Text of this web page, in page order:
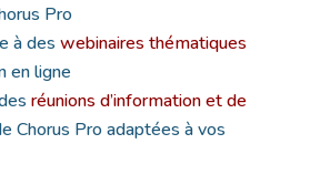
Pro
à des webinaires thématiques
en ligne
réunions d’information et de
Chorus Pro adaptées à vos